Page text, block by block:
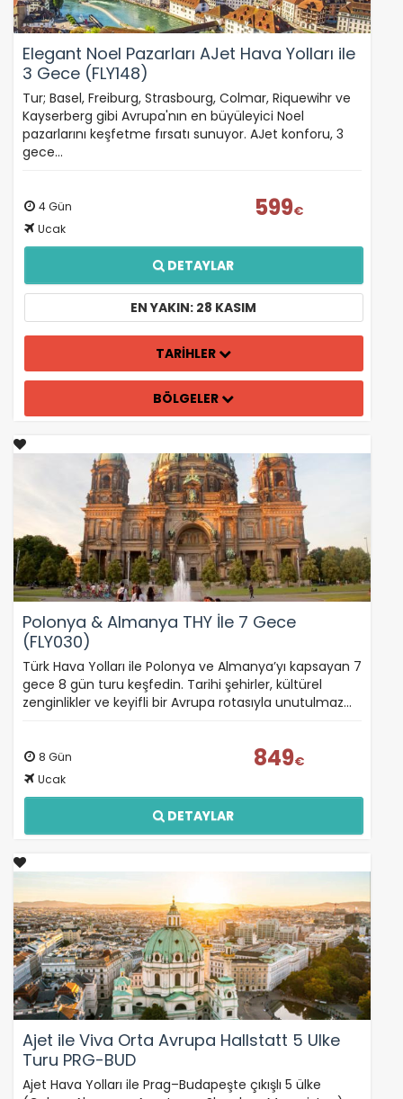
Elegant Noel Pazarları AJet Hava Yolları ile
3 Gece (FLY148)
Tur; Basel, Freiburg, Strasbourg, Colmar, Riquewihr ve
Kayserberg gibi Avrupa'nın en büyüleyici Noel
pazarlarını keşfetme fırsatı sunuyor. AJet konforu, 3
gece…
4 Gün
Ucak
599€
DETAYLAR
EN YAKIN: 28 KASIM
TARİHLER
BÖLGELER
Polonya & Almanya THY İle 7 Gece
(FLY030)
Türk Hava Yolları ile Polonya ve Almanya’yı kapsayan 7
gece 8 gün turu keşfedin. Tarihi şehirler, kültürel
zenginlikler ve keyifli bir Avrupa rotasıyla unutulmaz…
8 Gün
Ucak
849€
DETAYLAR
Ajet ile Viva Orta Avrupa Hallstatt 5 Ulke
Turu PRG-BUD
Ajet Hava Yolları ile Prag–Budapeşte çıkışlı 5 ülke